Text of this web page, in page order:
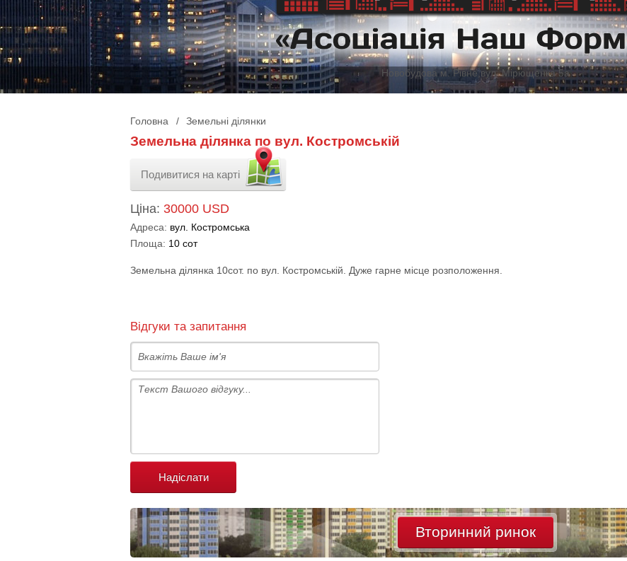
Головна / Земельні ділянки
Земельна ділянка по вул. Костромській
Подивитися на карті
Ціна: 30000 USD
Адреса: вул. Костромська
Площа: 10 сот
Земельна ділянка 10сот. по вул. Костромській. Дуже гарне місце розположення.
Відгуки та запитання
Надіслати
Вторинний ринок
Новобудова м. Рівне,вул. Мірющенка 5а